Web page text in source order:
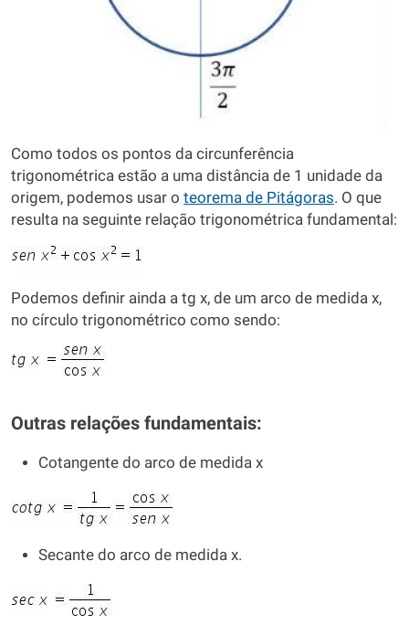
Como todos os pontos da circunferência
trigonométrica estão a uma distância de 1 unidade da
origem, podemos usar o teorema de Pitágoras. O que
resulta na seguinte relação trigonométrica fundamental:
Podemos definir ainda a tg x, de um arco de medida x,
no círculo trigonométrico como sendo:
Outras relações fundamentais:
Cotangente do arco de medida x
Secante do arco de medida x.